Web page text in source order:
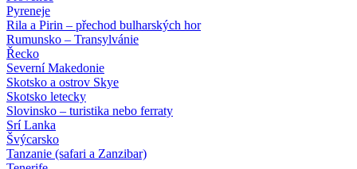
Pyreneje
Rila a Pirin – přechod bulharských hor
Rumunsko – Transylvánie
Řecko
Severní Makedonie
Skotsko a ostrov Skye
Skotsko letecky
Slovinsko – turistika nebo ferraty
Srí Lanka
Švýcarsko
Tanzanie (safari a Zanzibar)